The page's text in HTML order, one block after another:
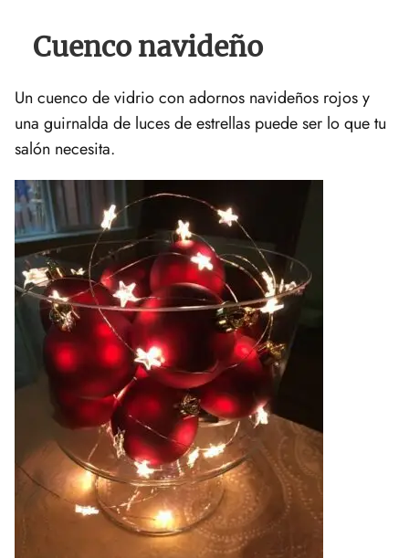
Cuenco navideño
Un cuenco de vidrio con adornos navideños rojos y
una guirnalda de luces de estrellas puede ser lo que tu
salón necesita.